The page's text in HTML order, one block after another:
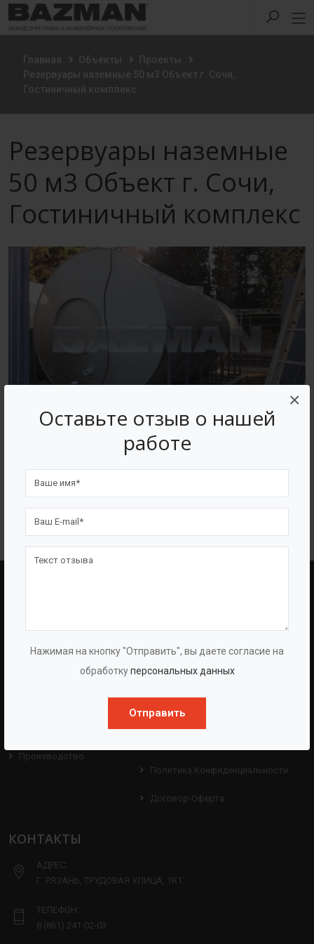
Оставьте отзыв о нашей
работе
Нажимая на кнопку "Отправить", вы даете согласие на
обработкуперсональных данных
Отправить
×
Главная Объекты
Проекты
Резервуары наземные 50 м3 Объект г. Сочи,
Гостиничный комплекс
Резервуары наземные
50 м3 Объект г. Сочи,
Гостиничный комплекс
Производство емкостного и очистного оборудования
BAZMAN
О Компании
О Группе
Производство
Оборудование
Услуги
Опросные Листы
Политика Конфиденциальности
Договор-Оферта
КОНТАКТЫ
АДРЕС:
Г. РЯЗАНЬ, ТРУДОВАЯ УЛИЦА, 1К1
ТЕЛЕФОН:
8 (861) 241-02-03